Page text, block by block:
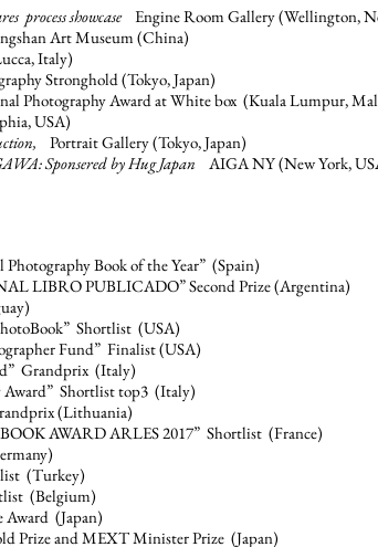
process showcaseEngine Room Gallery (Wellington,
Art Museum (China)
Italy)
Stronghold (Tokyo, Japan)
Photography Award at White box (Kuala Lumpur,
USA)
Portrait Gallery (Tokyo, Japan)
Sponsered by Hug Japan AIGANY (New York,
Book of the Year” (Spain)
LIBRO PUBLICADO” Second Prize(Argentina)
Shortlist (USA)
Fund” Finalist (USA)
Grandprix (Italy)
Shortlist top3 (Italy)
(Lithuania)
AWARD ARLES2017” Shortlist (France)
(Turkey)
(Belgium)
Award (Japan)
Prize andMEXT Minister Prize (Japan)